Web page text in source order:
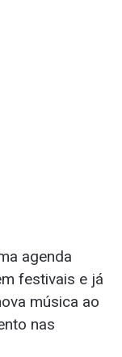
agenda
festivais e já
música ao
nas